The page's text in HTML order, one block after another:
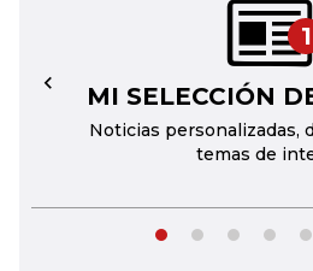
1
MI SELECCIÓN
Noticias personalizadas,
temas de
←